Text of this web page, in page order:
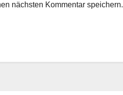
nächsten Kommentar speichern.